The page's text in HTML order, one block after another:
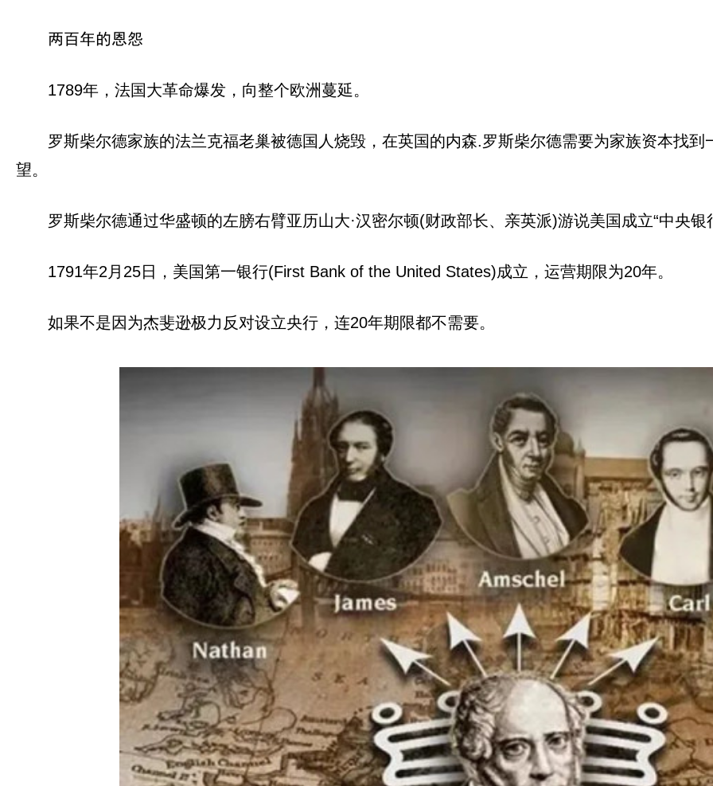
两百年的恩怨
1789年，法国大革命爆发，向整个欧洲蔓延。
罗斯柴尔德家族的法兰克福老巢被德国人烧毁，在英国的内森.罗斯柴尔德需要为家族资本找到
望。
罗斯柴尔德通过华盛顿的左膀右臂亚历山大·汉密尔顿(财政部长、亲英派)游说美国成立“中央银
1791年2月25日，美国第一银行(First Bank of the United States)成立，运营期限为20年。
如果不是因为杰斐逊极力反对设立央行，连20年期限都不需要。